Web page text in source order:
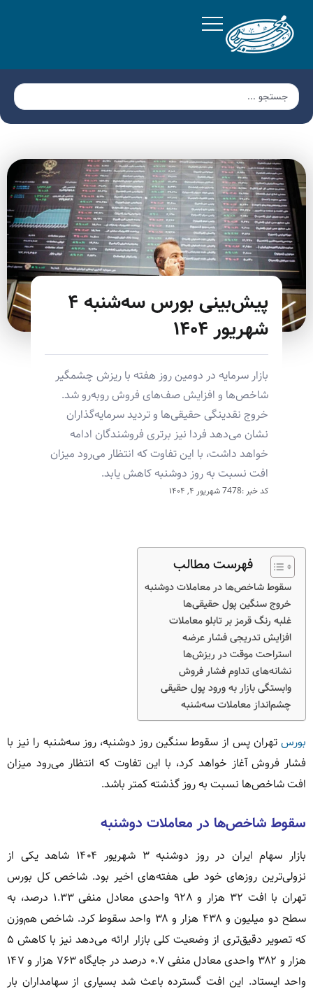
پیش‌بینی بورس سه‌شنبه ۴
شهریور ۱۴۰۴
بازار سرمایه در دومین روز هفته با ریزش چشمگیر
شاخص‌ها و افزایش صف‌های فروش روبه‌رو شد.
خروج نقدینگی حقیقی‌ها و تردید سرمایه‌گذاران
نشان می‌دهد فردا نیز برتری فروشندگان ادامه
خواهد داشت، با این تفاوت که انتظار می‌رود میزان
افت نسبت به روز دوشنبه کاهش یابد.
کد خبر :7478 شهریور ۴, ۱۴۰۴
فهرست مطالب
سقوط شاخص‌ها در معاملات دوشنبه
خروج سنگین پول حقیقی‌ها
غلبه رنگ قرمز بر تابلو معاملات
افزایش تدریجی فشار عرضه
استراحت موقت در ریزش‌ها
نشانه‌های تداوم فشار فروش
وابستگی بازار به ورود پول حقیقی
چشم‌انداز معاملات سه‌شنبه
بورس تهران پس از سقوط سنگین روز دوشنبه، روز سه‌شنبه را نیز با
فشار فروش آغاز خواهد کرد، با این تفاوت که انتظار می‌رود میزان
افت شاخص‌ها نسبت به روز گذشته کمتر باشد.
سقوط شاخص‌ها در معاملات دوشنبه
بازار سهام ایران در روز دوشنبه ۳ شهریور ۱۴۰۴ شاهد یکی از
نزولی‌ترین روزهای خود طی هفته‌های اخیر بود. شاخص کل بورس
تهران با افت ۳۲ هزار و ۹۲۸ واحدی معادل منفی ۱.۳۳ درصد، به
سطح دو میلیون و ۴۳۸ هزار و ۳۸ واحد سقوط کرد. شاخص هم‌وزن
که تصویر دقیق‌تری از وضعیت کلی بازار ارائه می‌دهد نیز با کاهش ۵
هزار و ۳۸۲ واحدی معادل منفی ۰.۷ درصد در جایگاه ۷۶۳ هزار و ۱۴۷
واحد ایستاد. این افت گسترده باعث شد بسیاری از سهامداران بار